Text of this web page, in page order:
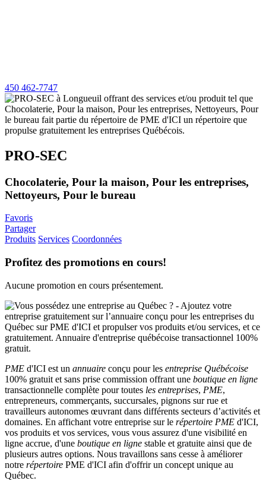
450 462-7747
PRO-SEC
Chocolaterie, Pour la maison, Pour les entreprises,
Nettoyeurs, Pour le bureau
Favoris
Partager
Produits Services Coordonnées
Profitez des promotions en cours!
Aucune promotion en cours présentement.
PME d'ICI est un annuaire conçu pour les entreprise Québécoise
100% gratuit et sans prise commission offrant une boutique en ligne
transactionnelle complète pour toutes les entreprises, PME,
entrepreneurs, commerçants, succursales, pignons sur rue et
travailleurs autonomes œuvrant dans différents secteurs d’activités et
domaines. En affichant votre entreprise sur le répertoire PME d'ICI,
vos produits et vos services, vous vous assurez d'une visibilité en
ligne accrue, d'une boutique en ligne stable et gratuite ainsi que de
plusieurs autres options. Nous travaillons sans cesse à améliorer
notre répertoire PME d'ICI afin d'offrir un concept unique au
Québec.